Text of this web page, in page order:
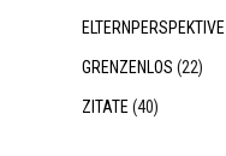
ELTERNPERSPEKTIVE
GRENZENLOS (22)
ZITATE(40)